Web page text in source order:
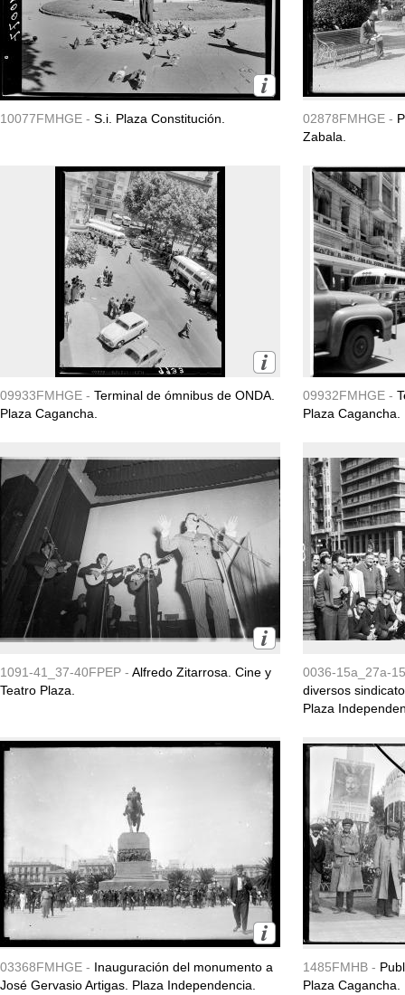
10077FMHGE - S.i. Plaza Constitución. 02878FMHGE -
Zabala.
09933FMHGE - Terminal de ómnibus de ONDA.
Plaza Cagancha.
09932FMHGE -
Plaza Cagancha.
1091-41_37-40FPEP - Alfredo Zitarrosa. Cine y
Teatro Plaza.
0036-15a_27a-
diversos
Plaza
03368FMHGE - Inauguración del monumento a
José Gervasio Artigas. Plaza Independencia.
1485FMHB -
Plaza Cagancha.